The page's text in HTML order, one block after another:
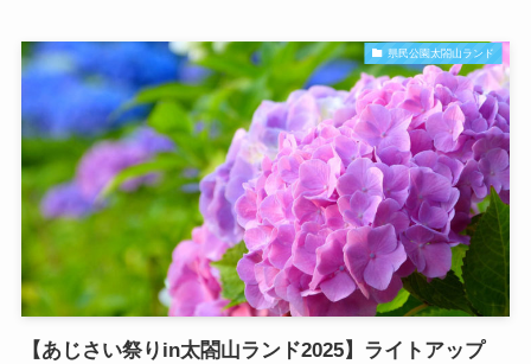
県民公園太閤山ランド
【あじさい祭りin太閤山ランド2025】ライトアップ